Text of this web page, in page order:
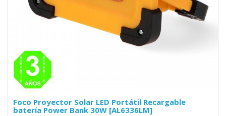
Foco Proyector Solar LED Portátil Recargable
batería Power Bank 30W [AL6336LM]